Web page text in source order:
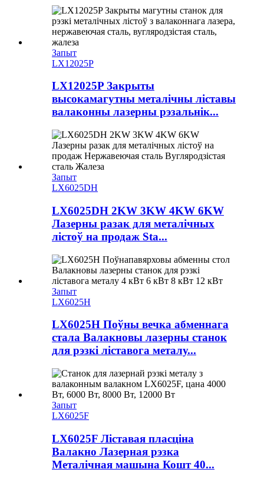
Запыт
LX12025P
LX12025P Закрыты
высокамагутны металічны ліставы
валаконны лазерны рэзальнік...
Запыт
LX6025DH
LX6025DH 2KW 3KW 4KW 6KW
Лазерны разак для металічных
лістоў на продаж Sta...
Запыт
LX6025H
LX6025H Поўны вечка абменнага
стала Валакновы лазерны станок
для рэзкі ліставога металу...
Запыт
LX6025F
LX6025F Ліставая пласціна
Валакно Лазерная рэзка
Металічная машына Кошт 40...